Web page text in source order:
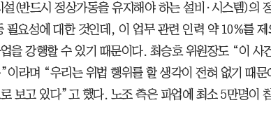
설(반드시 정상가동을 유지해야 하는 설비·시스템)의
필요성에 대한 것인데, 이 업무 관련 인력 약 10%를
을 강행할 수 있기 때문이다. 최승호 위원장도 “이 사
이라며 “우리는 위법 행위를 할 생각이 전혀 없기 때
보고 있다”고 했다. 노조 측은 파업에 최소 5만명이